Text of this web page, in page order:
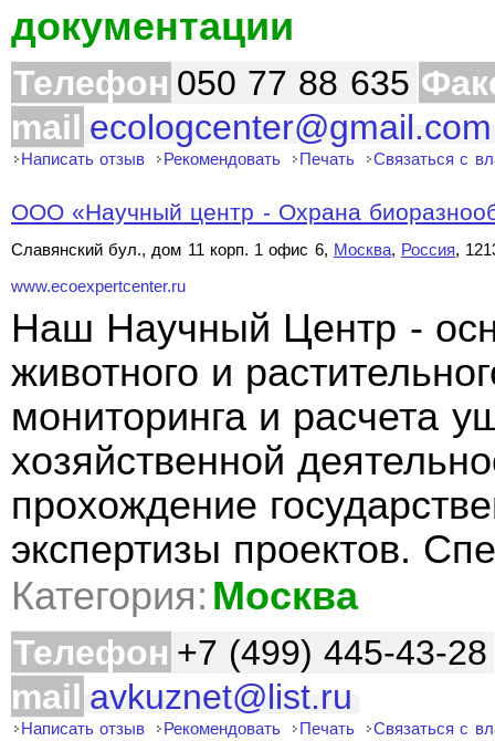
документации
Телефон 050 77 88 635
mail ecologcenter@gmail.com
Написать отзыв Рекомендовать Печать Связаться с
ООО «Научный центр - Охрана
Славянский бул., дом 11 корп. 1 офис 6, Москва, Россия,
www.ecoexpertcenter.ru
Наш Научный Центр -
животного и
мониторинга и расчета
хозяйственной
прохождение
экспертизы проектов.
Категория: Москва
Телефон +7 (499) 445-43-28
mail avkuznet@list.ru
Написать отзыв Рекомендовать Печать Связаться с